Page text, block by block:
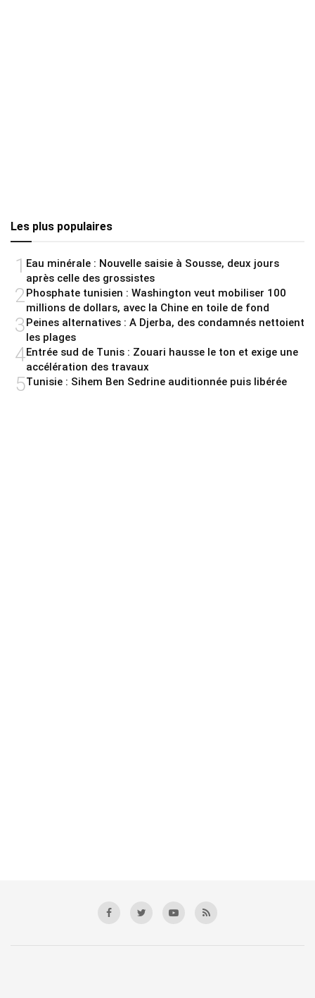
Les plus populaires
1 Eau minérale : Nouvelle saisie à Sousse, deux jours
après celle des grossistes
2 Phosphate tunisien : Washington veut mobiliser 100
millions de dollars, avec la Chine en toile de fond
3Peines alternatives : A Djerba, des condamnés nettoient
les plages
4Entrée sud de Tunis : Zouari hausse le ton et exige une
accélération des travaux
5Tunisie : Sihem Ben Sedrine auditionnée puis libérée